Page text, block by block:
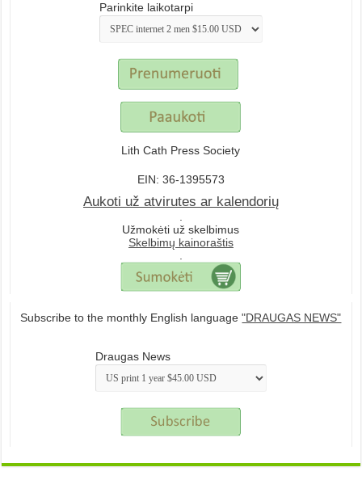
Parinkite laikotarpi
Lith Cath Press Society
EIN: 36-1395573
Aukoti už atvirutes ar kalendorių
Užmokėti už skelbimus
Skelbimų kainoraštis
Subscribe to the monthly English language"DRAUGAS NEWS"
Draugas News